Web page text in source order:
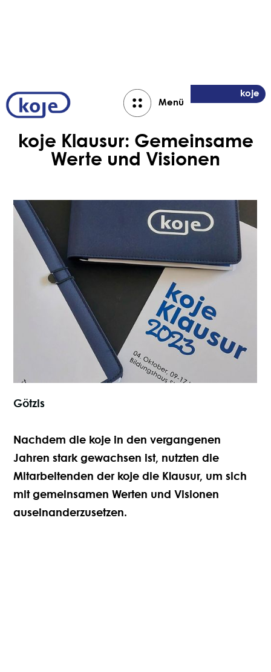
Menü
Aktuelles koje
koje Klausur: Gemeinsame
Werte und Visionen
Götzis
Nachdem die koje in den vergangenen
Jahren stark gewachsen ist, nutzten die
Mitarbeitenden der koje die Klausur, um sich
mit gemeinsamen Werten und Visionen
auseinanderzusetzen.